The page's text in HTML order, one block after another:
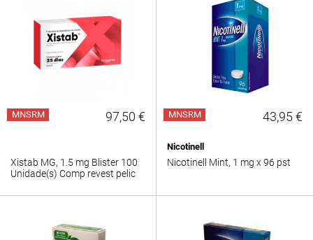
MNSRM 97,50 €
Xistab MG, 1.5 mg Blister 100
Unidade(s) Comp revest pelic
MNSRM 43,95 €
Nicotinell
Nicotinell Mint, 1 mg x 96 pst